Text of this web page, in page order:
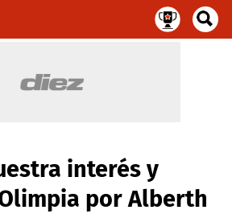
interés y
por Alberth